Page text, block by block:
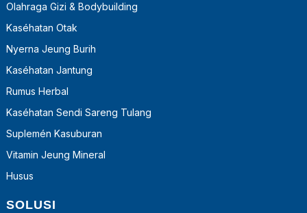
Olahraga Gizi & Bodybuilding
Kaséhatan Otak
Nyerna Jeung Burih
Kaséhatan Jantung
Rumus Herbal
Kaséhatan Sendi Sareng Tulang
Suplemén Kasuburan
Vitamin Jeung Mineral
Husus
SOLUSI